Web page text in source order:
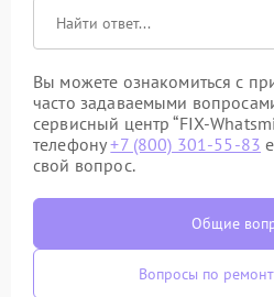
Вы можете ознакомиться с
часто задаваемыми
сервисный центр “FIX-
телефону+7 (800) 301-55-83
свой вопрос.
Общие
Вопросы по